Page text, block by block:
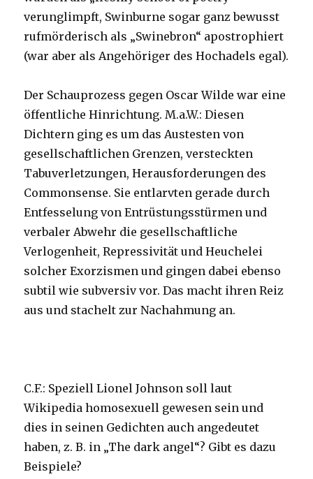
verunglimpft, Swinburne sogar ganz bewusst
rufmörderisch als „Swinebron“ apostrophiert
(war aber als Angehöriger des Hochadels egal).
Der Schauprozess gegen Oscar Wilde war eine
öffentliche Hinrichtung. M.a.W.: Diesen
Dichtern ging es um das Austesten von
gesellschaftlichen Grenzen, versteckten
Tabuverletzungen, Herausforderungen des
Commonsense. Sie entlarvten gerade durch
Entfesselung von Entrüstungsstürmen und
verbaler Abwehr die gesellschaftliche
Verlogenheit, Repressivität und Heuchelei
solcher Exorzismen und gingen dabei ebenso
subtil wie subversiv vor. Das macht ihren Reiz
aus und stachelt zur Nachahmung an.
C.F.: Speziell Lionel Johnson soll laut
Wikipedia homosexuell gewesen sein und
dies in seinen Gedichten auch angedeutet
haben, z. B. in „The dark angel“? Gibt es dazu
Beispiele?